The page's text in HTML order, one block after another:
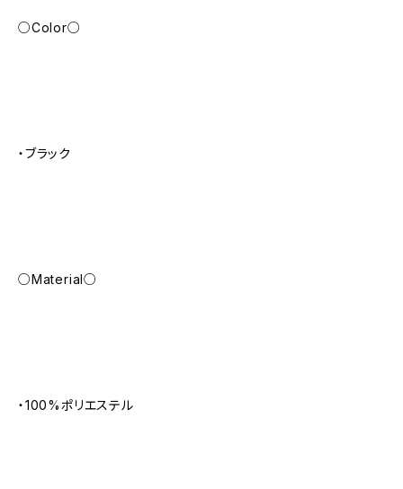
○Color○
・ブラック
○Material○
・100%ポリエステル